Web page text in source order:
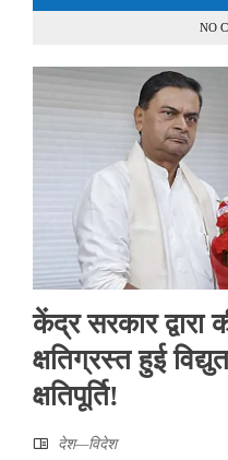
NO
केंद्र सरकार द्वारा
क्षतिग्रस्त हुई
क्षतिपूर्ति!
देश—विदेश